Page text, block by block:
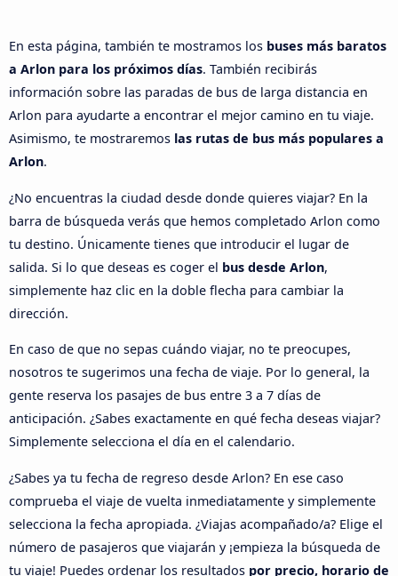
En esta página, también te mostramos los buses más baratos
a Arlon para los próximos días. También recibirás
información sobre las paradas de bus de larga distancia en
Arlon para ayudarte a encontrar el mejor camino en tu viaje.
Asimismo, te mostraremos las rutas de bus más populares a
Arlon.
¿No encuentras la ciudad desde donde quieres viajar? En la
barra de búsqueda verás que hemos completado Arlon como
tu destino. Únicamente tienes que introducir el lugar de
salida. Si lo que deseas es coger el bus desde Arlon,
simplemente haz clic en la doble flecha para cambiar la
dirección.
En caso de que no sepas cuándo viajar, no te preocupes,
nosotros te sugerimos una fecha de viaje. Por lo general, la
gente reserva los pasajes de bus entre 3 a 7 días de
anticipación. ¿Sabes exactamente en qué fecha deseas viajar?
Simplemente selecciona el día en el calendario.
¿Sabes ya tu fecha de regreso desde Arlon? En ese caso
comprueba el viaje de vuelta inmediatamente y simplemente
selecciona la fecha apropiada. ¿Viajas acompañado/a? Elige el
número de pasajeros que viajarán y ¡empieza la búsqueda de
tu viaje! Puedes ordenar los resultados por precio, horario de